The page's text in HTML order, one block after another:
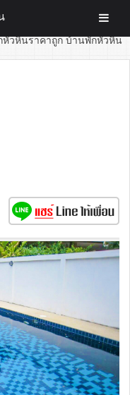
หัวหิน
วหินราคาถูก บ้านพักหัวหิน